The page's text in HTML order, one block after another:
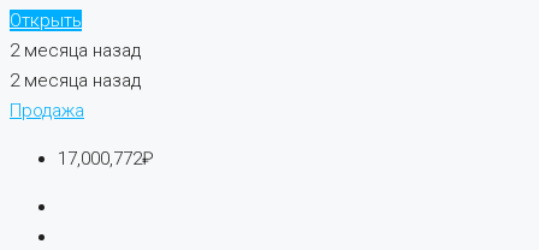
Открыть
2 месяца назад
2 месяца назад
Продажа
17,000,772₽